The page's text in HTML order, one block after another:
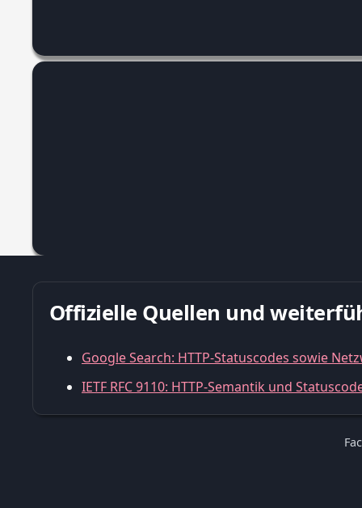
Offizielle Quellen und
Google Search: HTTP-Statuscodes sowie
IETF RFC 9110: HTTP-Semantik und